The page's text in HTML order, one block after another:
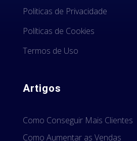
Politicas de Privacidade
Políticas de Cookies
Termos de Uso
Artigos
Como Conseguir Mais Clientes
Como Aumentar as Vendas